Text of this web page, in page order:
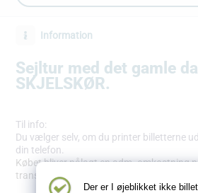
Information
Sejltur med det gamle
SKJELSKØR.
Til info:
Du vælger selv, om du printer billetterne
din telefon.
Købet bliver pålagt en adm. omkostning
transaktion.
Der er I øjeblikket ikke